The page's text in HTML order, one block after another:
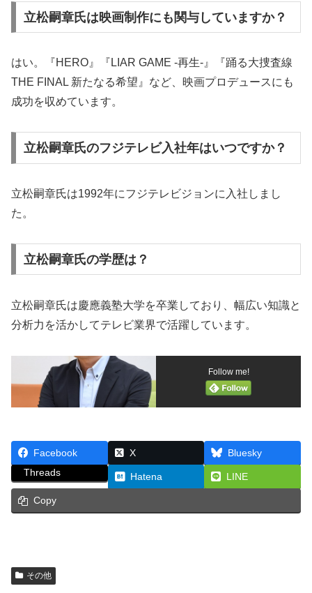
立松嗣章氏は映画制作にも関与していますか？
はい。『HERO』『LIAR GAME -再生-』『踊る大捜査線
THE FINAL 新たなる希望』など、映画プロデュースにも
成功を収めています。
立松嗣章氏のフジテレビ入社年はいつですか？
立松嗣章氏は1992年にフジテレビジョンに入社しまし
た。
立松嗣章氏の学歴は？
立松嗣章氏は慶應義塾大学を卒業しており、幅広い知識と
分析力を活かしてテレビ業界で活躍しています。
Follow me!
Facebook X
Bluesky
Threads
Hatena LINE
Copy
その他